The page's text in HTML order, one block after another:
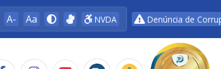
A- Aa NVDA Denúncia de